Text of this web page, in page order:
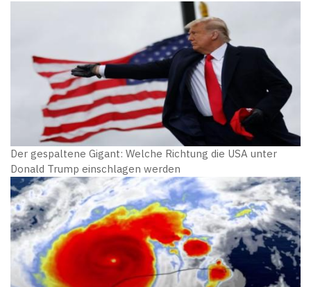
Der gespaltene Gigant: Welche Richtung die USA unter
Donald Trump einschlagen werden